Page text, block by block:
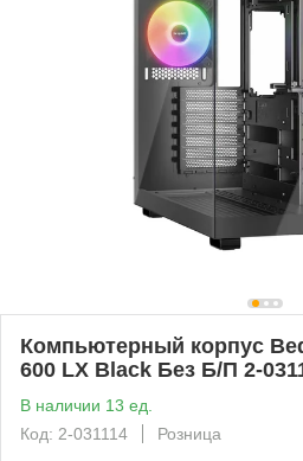
Компьютерный корпус
600 LX Black Без Б/П 2-
В наличии 13 ед.
Код: 2-031114
Розница